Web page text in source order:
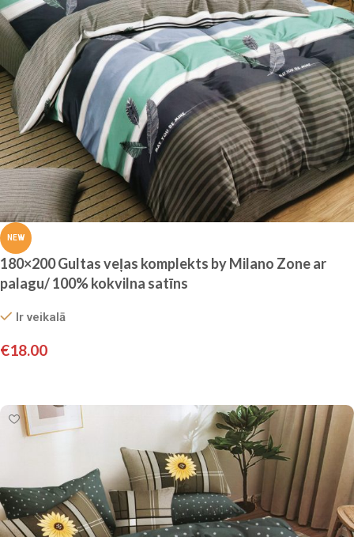
NEW
180×200 Gultas veļas komplekts by Milano Zone ar
palagu/ 100% kokvilna satīns
Ir veikalā
€18.00